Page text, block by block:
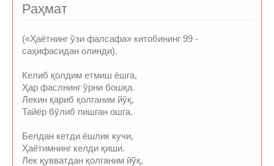
Раҳмат
(«Ҳаётнинг ўзи фалсафа» китобининг 99 -
саҳифасидан олинди).
Келиб қолдим етмиш ёшга,
Ҳар фаслнинг ўрни бошқа.
Лекин қариб қолганим йўқ,
Тайёр бўлиб пишган ошга.
Белдан кетди ёшлик кучи,
Ҳаётимнинг келди қиши.
Лек қувватдан қолганим йўқ,